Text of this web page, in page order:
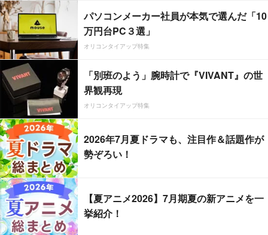
パソコンメーカー社員が本気で選んだ「10
万円台PC３選」
オリコンタイアップ特集
「別班のよう」腕時計で『VIVANT』の世
界観再現
オリコンタイアップ特集
2026年7月夏ドラマも、注目作＆話題作が
勢ぞろい！
【夏アニメ2026】7月期夏の新アニメを一
挙紹介！